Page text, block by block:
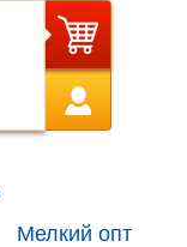
Мелкий опт